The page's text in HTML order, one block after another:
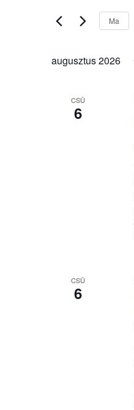
választás
meg
t
Ma
augusztus 2026
CSÜ
6
CSÜ
6